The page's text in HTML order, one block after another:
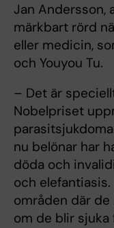
Jan Andersson,
märkbart rörd
eller medicin,
och Youyou Tu.
– Det är
Nobelpriset
nu belönar har
döda och
och elefantiasis.
områden där
om de blir